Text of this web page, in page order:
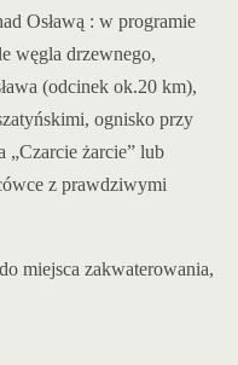
Osławą : w programie
węgla drzewnego,
(odcinek ok.20 km),
ognisko przy
„Czarcie żarcie” lub
z prawdziwymi
miejsca zakwaterowania,